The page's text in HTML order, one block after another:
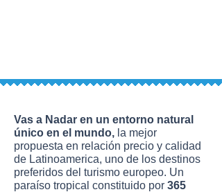
Vas a Nadar en un entorno natural
único en el mundo, la mejor
propuesta en relación precio y calidad
de Latinoamerica, uno de los destinos
preferidos del turismo europeo. Un
paraíso tropical constituido por 365